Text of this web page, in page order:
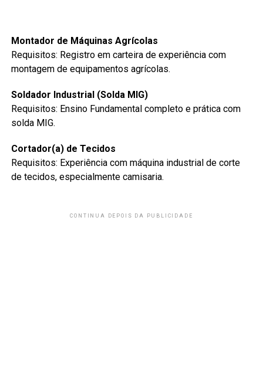
Montador de Máquinas Agrícolas
Requisitos: Registro em carteira de experiência com
montagem de equipamentos agrícolas.
Soldador Industrial (Solda MIG)
Requisitos: Ensino Fundamental completo e prática com
solda MIG.
Cortador(a) de Tecidos
Requisitos: Experiência com máquina industrial de corte
de tecidos, especialmente camisaria.
CONTINUA DEPOIS DA PUBLICIDADE